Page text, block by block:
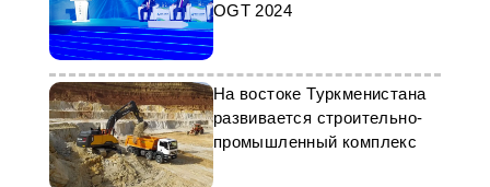
OGT 2024
На востоке Туркменистана
развивается строительно-
промышленный комплекс